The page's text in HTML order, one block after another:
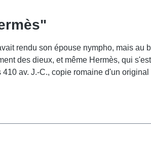
rendu son épouse nympho, mais au
des dieux, et même Hermès, qui
av. J.-C., copie romaine d'un